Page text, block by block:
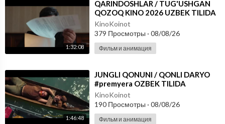
1:32:08
⁣QARINDOSHLAR / TUG'USHGAN
QOZOQ KINO 2026 UZBEK TILIDA
KinoKoinot
379 Просмотры · 08/08/26
Фильм и анимация
1:46:48
⁣JUNGLI QONUNI / QONLI DARYO
#premyera OZBEK TILIDA
KinoKoinot
190 Просмотры · 08/08/26
Фильм и анимация